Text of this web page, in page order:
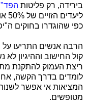
בירידה, רק פליטות
כפי שהוגדרו בחוקים
הרבה אנשים התריעו
קול החישוב וההיגיון
ריצת העמוק להתקנת
לומדים בדרך הקשה,
המציאות אי אפשר לשנות
מטופשים.